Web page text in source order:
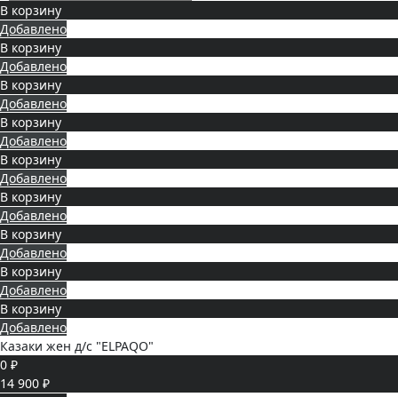
В корзину
Добавлено
В корзину
Добавлено
В корзину
Добавлено
В корзину
Добавлено
В корзину
Добавлено
В корзину
Добавлено
В корзину
Добавлено
В корзину
Добавлено
В корзину
Добавлено
Казаки жен д/с "ELPAQO"
0 ₽
14 900 ₽